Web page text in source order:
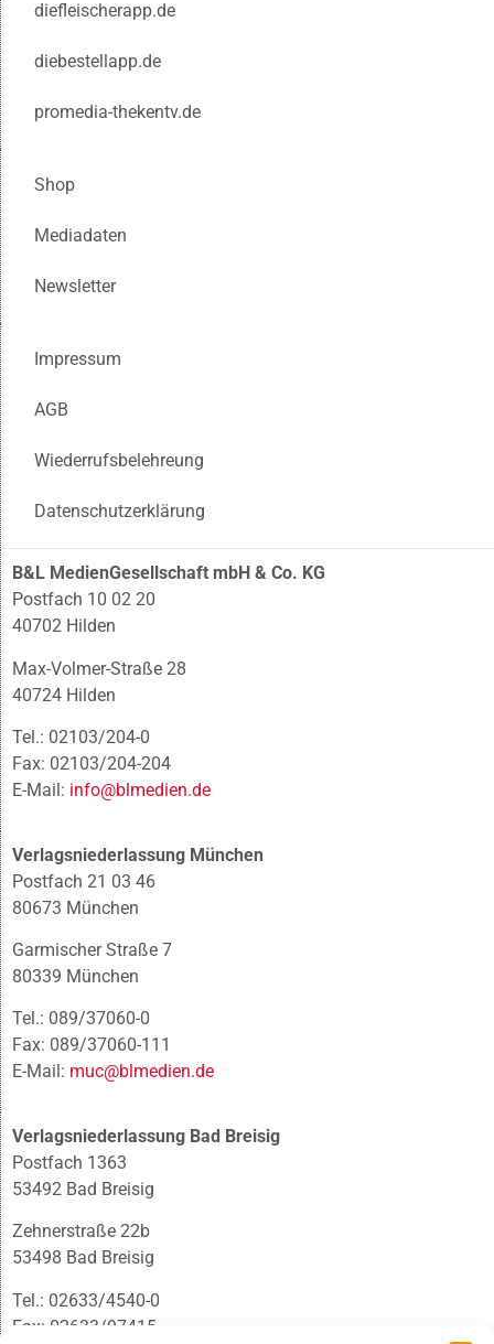
diefleischerapp.de
diebestellapp.de
promedia-thekentv.de
Shop
Mediadaten
Newsletter
Impressum
AGB
Wiederrufsbelehreung
Datenschutzerklärung
B&L MedienGesellschaft mbH & Co. KG
Postfach 10 02 20
40702 Hilden
Max-Volmer-Straße 28
40724 Hilden
Tel.: 02103/204-0
Fax: 02103/204-204
E-Mail: info@blmedien.de
Verlagsniederlassung München
Postfach 21 03 46
80673 München
Garmischer Straße 7
80339 München
Tel.: 089/37060-0
Fax: 089/37060-111
E-Mail: muc@blmedien.de
Verlagsniederlassung Bad Breisig
Postfach 1363
53492 Bad Breisig
Zehnerstraße 22b
53498 Bad Breisig
Tel.: 02633/4540-0
Fax: 02633/97415